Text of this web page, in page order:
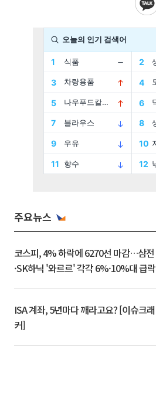
주요뉴스
코스피, 4% 하락에 6270선 마감…삼전
·SK하닉 '와르르' 각각 6%·10%대 급락
ISA 계좌, 5년마다 깨라고요? [이슈크래
커]